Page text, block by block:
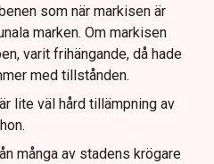
som när markisen är
marken. Om markisen
varit frihängande, då hade
med tillstånden.
lite väl hård tillämpning av
många av stadens krögare